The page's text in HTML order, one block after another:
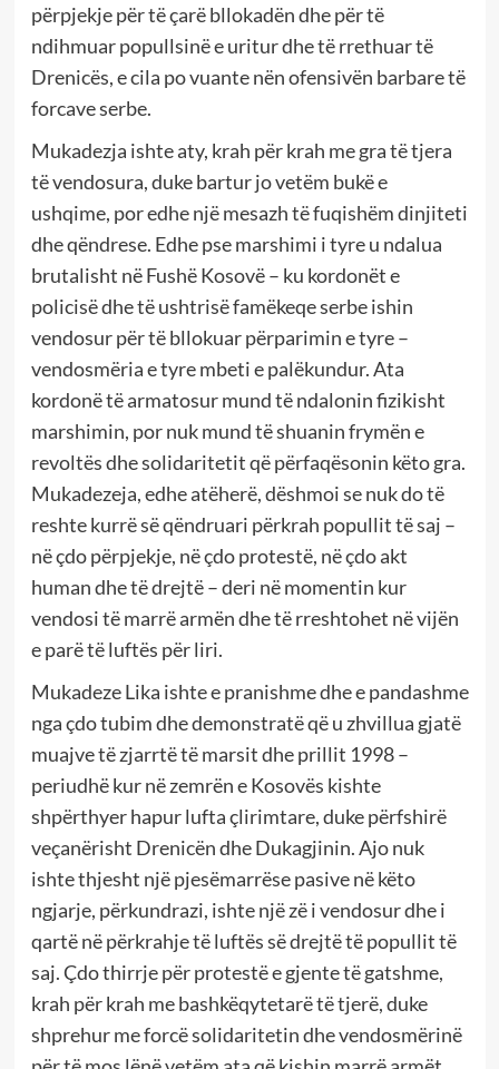
përpjekje për të çarë bllokadën dhe për të
ndihmuar popullsinë e uritur dhe të rrethuar të
Drenicës, e cila po vuante nën ofensivën barbare të
forcave serbe.
Mukadezja ishte aty, krah për krah me gra të tjera
të vendosura, duke bartur jo vetëm bukë e
ushqime, por edhe një mesazh të fuqishëm dinjiteti
dhe qëndrese. Edhe pse marshimi i tyre u ndalua
brutalisht në Fushë Kosovë – ku kordonët e
policisë dhe të ushtrisë famëkeqe serbe ishin
vendosur për të bllokuar përparimin e tyre –
vendosmëria e tyre mbeti e palëkundur. Ata
kordonë të armatosur mund të ndalonin fizikisht
marshimin, por nuk mund të shuanin frymën e
revoltës dhe solidaritetit që përfaqësonin këto gra.
Mukadezeja, edhe atëherë, dëshmoi se nuk do të
reshte kurrë së qëndruari përkrah popullit të saj –
në çdo përpjekje, në çdo protestë, në çdo akt
human dhe të drejtë – deri në momentin kur
vendosi të marrë armën dhe të rreshtohet në vijën
e parë të luftës për liri.
Mukadeze Lika ishte e pranishme dhe e pandashme
nga çdo tubim dhe demonstratë që u zhvillua gjatë
muajve të zjarrtë të marsit dhe prillit 1998 –
periudhë kur në zemrën e Kosovës kishte
shpërthyer hapur lufta çlirimtare, duke përfshirë
veçanërisht Drenicën dhe Dukagjinin. Ajo nuk
ishte thjesht një pjesëmarrëse pasive në këto
ngjarje, përkundrazi, ishte një zë i vendosur dhe i
qartë në përkrahje të luftës së drejtë të popullit të
saj. Çdo thirrje për protestë e gjente të gatshme,
krah për krah me bashkëqytetarë të tjerë, duke
shprehur me forcë solidaritetin dhe vendosmërinë